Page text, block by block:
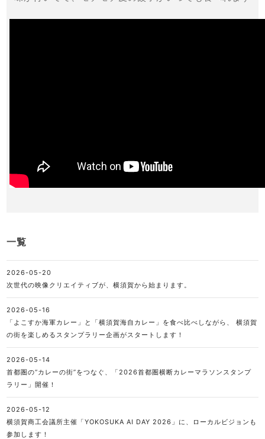
一覧
2026-05-20
次世代の映像クリエイティブが、横須賀から始まります。
2026-05-16
「よこすか海軍カレー」と「横須賀海自カレー」を食べ比べしながら、 横須賀
の街を楽しめるスタンプラリー企画がスタートします！
2026-05-14
首都圏の“カレーの街”をつなぐ、「2026首都圏横断カレーマラソンスタンプ
ラリー」開催！
2026-05-12
横須賀商工会議所主催「YOKOSUKA AI DAY 2026」に、ローカルビジョンも
参加します！